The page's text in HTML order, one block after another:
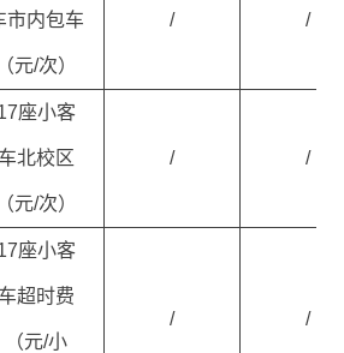
市内包车
（元/次）
/ /
座小客
车北校区
（元/次）
/ /
座小客
车超时费
（元/小
/ /